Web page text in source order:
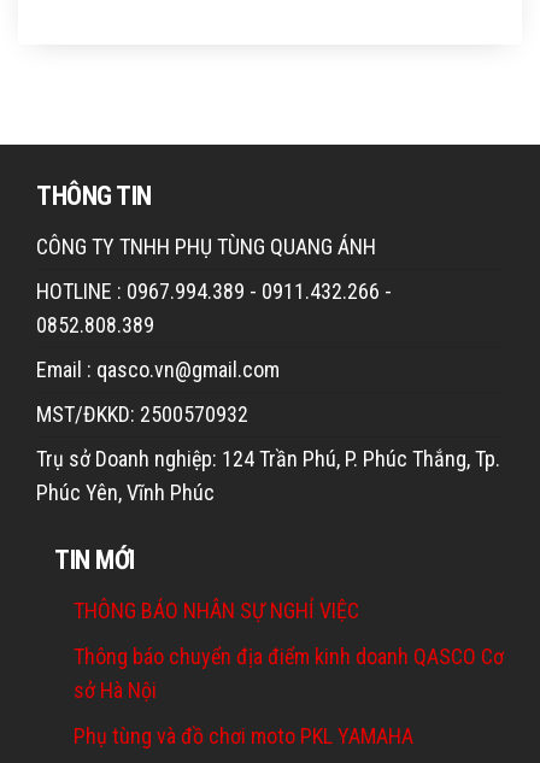
THÔNG TIN
CÔNG TY TNHH PHỤ TÙNG QUANG ÁNH
HOTLINE : 0967.994.389 - 0911.432.266 -
0852.808.389
Email : qasco.vn@gmail.com
MST/ĐKKD: 2500570932
Trụ sở Doanh nghiệp: 124 Trần Phú, P. Phúc Thắng, Tp.
Phúc Yên, Vĩnh Phúc
TIN MỚI
THÔNG BÁO NHÂN SỰ NGHỈ VIỆC
Thông báo chuyển địa điểm kinh doanh QASCO Cơ
sở Hà Nội
Phụ tùng và đồ chơi moto PKL YAMAHA